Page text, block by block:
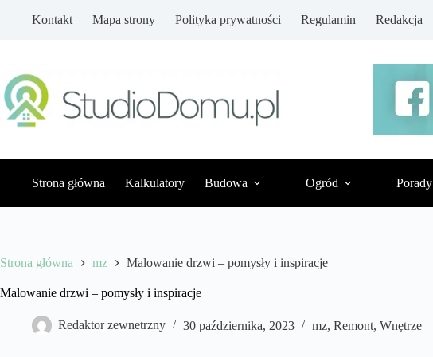
Kontakt Mapa strony Polityka prywatności Regulamin Redakcja
Strona główna Kalkulatory Budowa Ogród Porady
Strona główna mz Malowanie drzwi – pomysły i inspiracje
Malowanie drzwi – pomysły i inspiracje
Redaktor zewnetrzny 30 października, 2023 mz, Remont, Wnętrze